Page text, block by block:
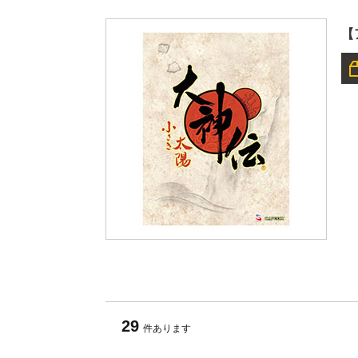
29 件あります